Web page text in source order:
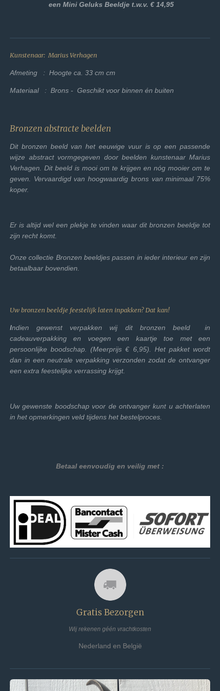
een Mini Geluks Beeldje t.w.v. € 14,95
Kunstenaar: Marius Verhagen
Afmeting : Hoogte ca. 33 cm cm
Materiaal : Brons - Geschikt voor binnen én buiten
Bronzen abstracte beelden
Dit bronzen beeld van het eeuwige vuur is op een passende
wijze abstract vormgegeven door beelden kunstenaar Marius
Verhagen. Dit beeld is mooi om te krijgen en nóg mooier om te
geven. Vervaardigd van hoogwaardig brons van minimaal 75%
koper.
Er is altijd wel een plekje te vinden waar dit bronzen beeldje tot
zijn recht komt.
Onze collectie Bronzen beeldjes passen in ieder interieur en zijn
betaalbaar bovendien.
Uw bronzen beeldje feestelijk laten inpakken? Dat kan!
Indien gewenst verpakken wij dit bronzen beeld in
cadeauverpakking en voegen een kaartje toe met een
persoonlijke boodschap. (Meerprijs € 6,95). Het pakket wordt
dan in een neutrale verpakking verzonden zodat de ontvanger
een extra feestelijke verrassing krijgt.
Uw gewenste boodschap voor de ontvanger kunt u achterlaten
in het opmerkingen veld tijdens het bestelproces.
Betaal eenvoudig en veilig met :
Gratis Bezorgen
Wij rekenen géén vrachtkosten
Nederland en België